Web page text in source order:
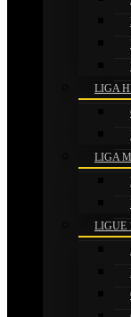
LIGA
LIGA
LIGUE